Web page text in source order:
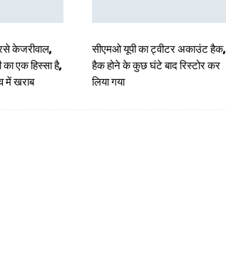
केजरीवाल,
एक हिस्सा है,
में खराब
सीएमओ यूपी का ट्वीटर अकाउंट हैक,
हैक होने के कुछ घंटे बाद रिस्टोर कर
लिया गया